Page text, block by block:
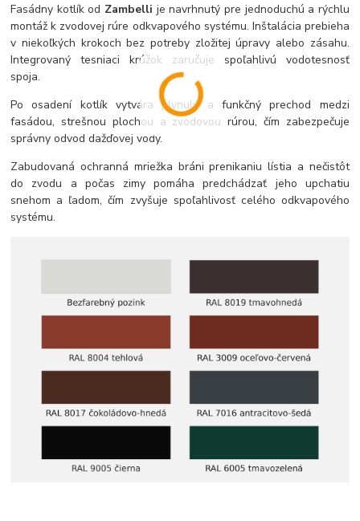
Fasádny kotlík od Zambelli je navrhnutý pre jednoduchú a rýchlu
montáž k zvodovej rúre odkvapového systému. Inštalácia prebieha
v niekoľkých krokoch bez potreby zložitej úpravy alebo zásahu.
Integrovaný tesniaci krúžok zaručuje spoľahlivú vodotesnosť
spoja.
Po osadení kotlík vytvára plynulý a funkčný prechod medzi
fasádou, strešnou plochou a zvodovou rúrou, čím zabezpečuje
správny odvod dažďovej vody.
Zabudovaná ochranná mriežka bráni prenikaniu lístia a nečistôt
do zvodu a počas zimy pomáha predchádzať jeho upchatiu
snehom a ľadom, čím zvyšuje spoľahlivosť celého odkvapového
systému.